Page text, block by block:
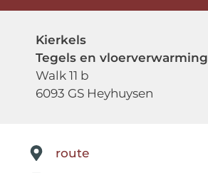
Kierkels
Tegels en vloerverwarming
Walk 11 b
6093 GS Heyhuysen
route